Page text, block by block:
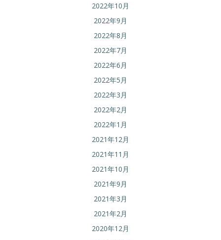
2022年10月
2022年9月
2022年8月
2022年7月
2022年6月
2022年5月
2022年3月
2022年2月
2022年1月
2021年12月
2021年11月
2021年10月
2021年9月
2021年3月
2021年2月
2020年12月